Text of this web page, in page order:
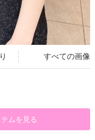
すべての画像
ムを見る